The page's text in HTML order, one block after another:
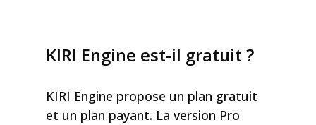
KIRI Engine est-il gratuit ?
KIRI Engine propose un plan gratuit
et un plan payant. La version Pro